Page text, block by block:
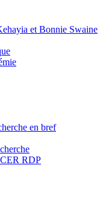
et Bonnie Swaine
en bref
RDP